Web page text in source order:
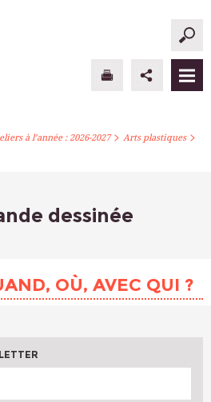
ATELIERS
À L’ANNÉE
PRATIQUES
à l’année : 2026-2027> Arts plastiques>
dessinée
OÙ, AVEC QUI ?